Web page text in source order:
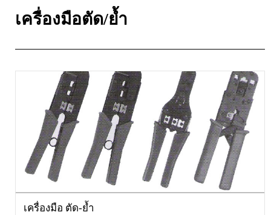
เครื่องมือตัด/ย้ำ
เครื่องมือ ตัด-ย้ำ